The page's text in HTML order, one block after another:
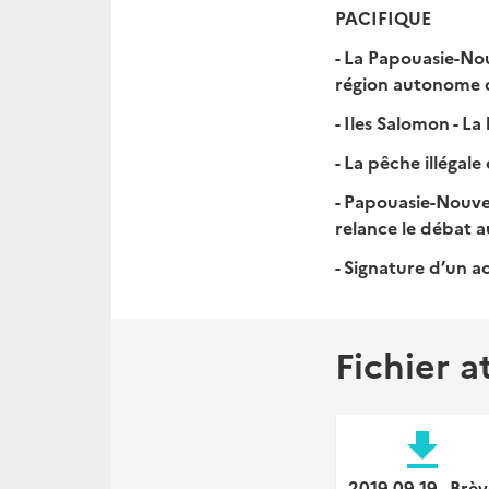
PACIFIQUE
- La Papouasie-
région autonome
- Iles Salomon -
- La pêche
- Papouasie-
relance le débat
- Signature d’un
Fichier
file_download